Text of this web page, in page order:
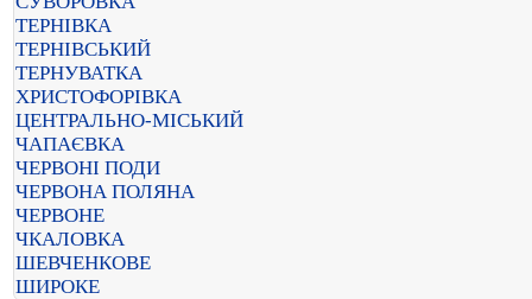
ТЕРНІВКА
ТЕРНІВСЬКИЙ
ТЕРНУВАТКА
ХРИСТОФОРІВКА
ЦЕНТРАЛЬНО-МІСЬКИЙ
ЧАПАЄВКА
ЧЕРВОНІ ПОДИ
ЧЕРВОНА ПОЛЯНА
ЧЕРВОНЕ
ЧКАЛОВКА
ШЕВЧЕНКОВЕ
ШИРОКЕ